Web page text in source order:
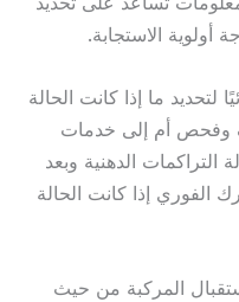
أولوية الاستجابة.
لتحديد ما إذا كانت الحالة
وفحص أم إلى خدمات
التراكمات الدهنية وبعد
الفوري إذا كانت الحالة
المركبة من حيث